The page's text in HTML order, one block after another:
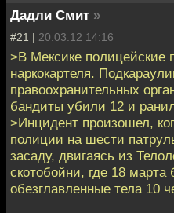
Дадли Смит »
#21 | 20.03.12 14:16
>В Мексике полицейские
наркокартеля.
правоохранительных
бандиты убили 12 и
>Инцидент произошел,
полиции на шести
засаду, двигаясь из
скотобойни, где 18
обезглавленные тела 10